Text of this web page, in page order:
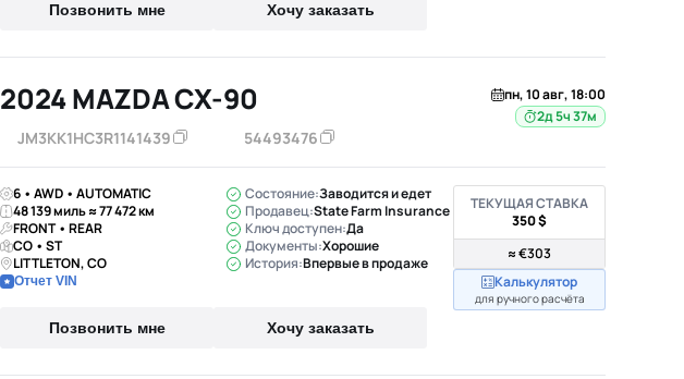
Позвонить мне Хочу заказать
2024 MAZDA CX-90
JM3KK1HC3R1141439 54493476
пн, 10 авг, 18:00
2д 5ч 37м
6 • AWD • AUTOMATIC
48 139 миль ≈ 77 472 км
FRONT • REAR
CO • ST
LITTLETON, CO
Отчет VIN
Состояние:Заводится и едет
Продавец:State Farm Insurance
Ключ доступен:Да
Документы:Хорошие
История:Впервые в продаже
Позвонить мне Хочу заказать
ТЕКУЩАЯ СТАВКА
350 $
≈ €303
Калькулятор
для ручного расчёта